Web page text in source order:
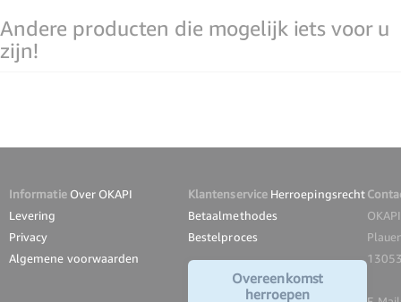
Andere producten die mogelijk iets voor u
zijn!
Informatie Over OKAPI
Levering
Privacy
Algemene voorwaarden
Klantenservice Herroepingsrecht
Betaalmethodes
Bestelproces
Overeenkomst
herroepen